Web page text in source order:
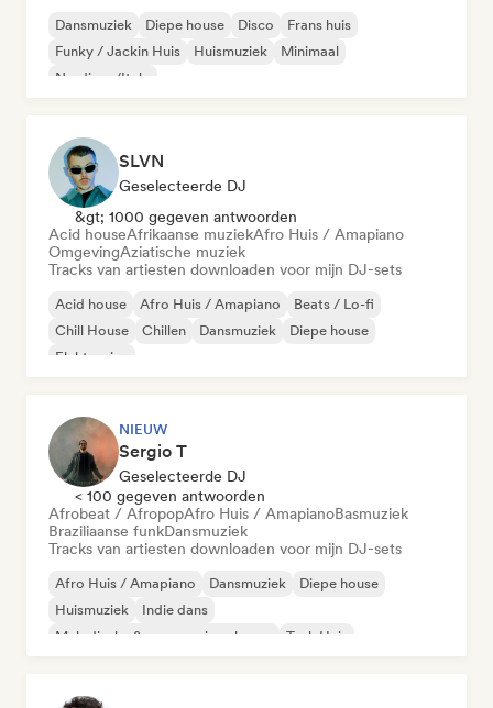
Dansmuziek Diepe house Disco
Frans huis
Funky / Jackin Huis
Huismuziek
Minimaal
Nu-disco/Italo
SLVN
Geselecteerde DJ
&gt; 1000 gegeven antwoorden
Acid houseAfrikaanse muziekAfro Huis / Amapiano
OmgevingAziatische muziek
Tracks van artiesten downloaden voor mijn DJ-sets
Acid house Afro Huis / Amapiano
Beats / Lo-fi
Chill House
Chillen Dansmuziek
Diepe house
Elektronica
NIEUW
Sergio T
Geselecteerde DJ
< 100 gegeven antwoorden
Afrobeat / AfropopAfro Huis / AmapianoBasmuziek
Braziliaanse funkDansmuziek
Tracks van artiesten downloaden voor mijn DJ-sets
Afro Huis / Amapiano Dansmuziek
Diepe house
Huismuziek
Indie dans
Melodische & progressieve house
Tech Huis